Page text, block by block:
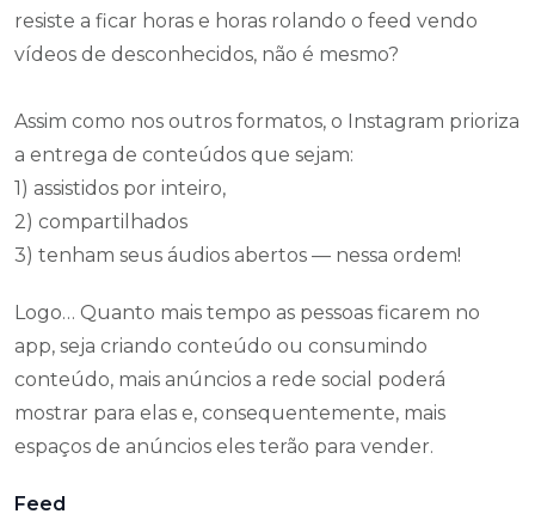
resiste a ficar horas e horas rolando o feed vendo
vídeos de desconhecidos, não é mesmo?
Assim como nos outros formatos, o Instagram prioriza
a entrega de conteúdos que sejam:
1) assistidos por inteiro,
2) compartilhados
3) tenham seus áudios abertos — nessa ordem!
Logo… Quanto mais tempo as pessoas ficarem no
app, seja criando conteúdo ou consumindo
conteúdo, mais anúncios a rede social poderá
mostrar para elas e, consequentemente, mais
espaços de anúncios eles terão para vender.
Feed